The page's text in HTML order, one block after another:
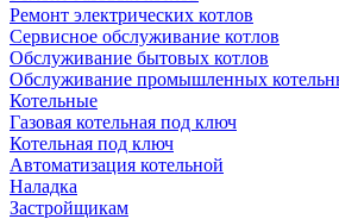
Ремонт электрических котлов
Сервисное обслуживание котлов
Обслуживание бытовых котлов
Обслуживание промышленных
Котельные
Газовая котельная под ключ
Котельная под ключ
Автоматизация котельной
Наладка
Застройщикам